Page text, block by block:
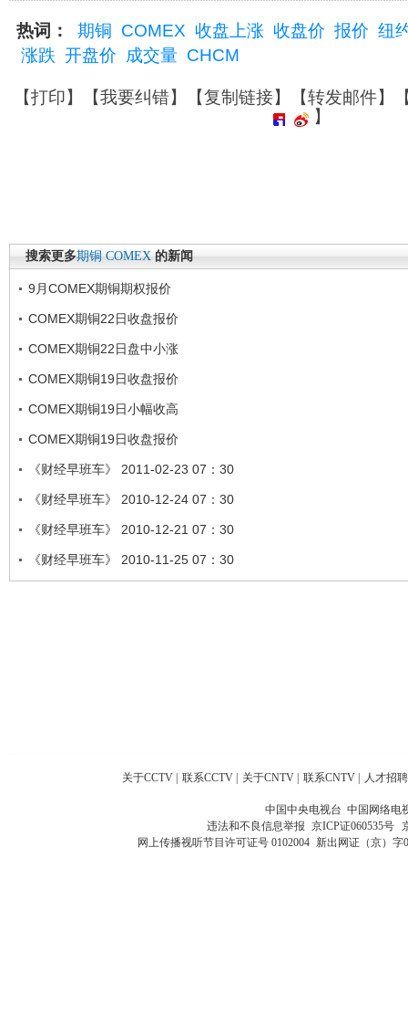
热词： 期铜 COMEX 收盘上涨 收盘价 报价 纽
涨跌 开盘价 成交量 CHCM
【打印】【我要纠错】【复制链接】【转发邮件】
】
搜索更多期铜 COMEX 的新闻
9月COMEX期铜期权报价
COMEX期铜22日收盘报价
COMEX期铜22日盘中小涨
COMEX期铜19日收盘报价
COMEX期铜19日小幅收高
COMEX期铜19日收盘报价
《财经早班车》 2011-02-23 07：30
《财经早班车》 2010-12-24 07：30
《财经早班车》 2010-12-21 07：30
《财经早班车》 2010-11-25 07：30
关于CCTV 联系CCTV 关于CNTV 联系CNTV 人才招聘
中国中央电视台 中国网络电
违法和不良信息举报 京ICP证060535号
网上传播视听节目许可证号 0102004 新出网证（京）